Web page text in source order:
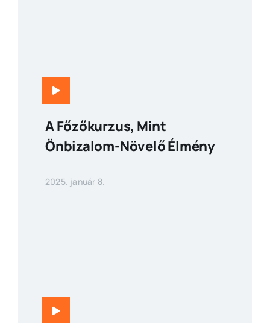
A Főzőkurzus, Mint
Önbizalom-Növelő Élmény
2025. január 8.